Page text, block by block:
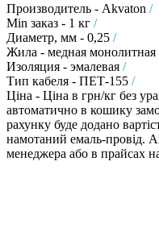
Производитель - Akvaton /
Min заказ - 1 кг /
Диаметр, мм - 0,25 /
Жила - медная монолитная
Изоляция - эмалевая /
Тип кабеля - ПЕТ-155 /
Ціна - Ціна в грн/кг без
автоматично в кошику
рахунку буде додано
намотаний емаль-провід.
менеджера або в прайсах